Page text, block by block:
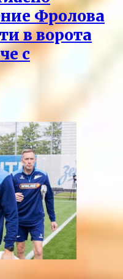
Фролова
в ворота
с